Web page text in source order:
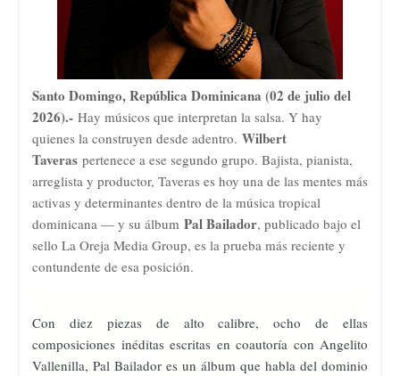
Santo Domingo, República Dominicana (02 de julio del
2026).- Hay músicos que interpretan la salsa. Y hay
quienes la construyen desde adentro. Wilbert
Taveras pertenece a ese segundo grupo. Bajista, pianista,
arreglista y productor, Taveras es hoy una de las mentes más
activas y determinantes dentro de la música tropical
dominicana — y su álbum Pal Bailador, publicado bajo el
sello La Oreja Media Group, es la prueba más reciente y
contundente de esa posición.
Con diez piezas de alto calibre, ocho de ellas
composiciones inéditas escritas en coautoría con Angelito
Vallenilla, Pal Bailador es un álbum que habla del dominio